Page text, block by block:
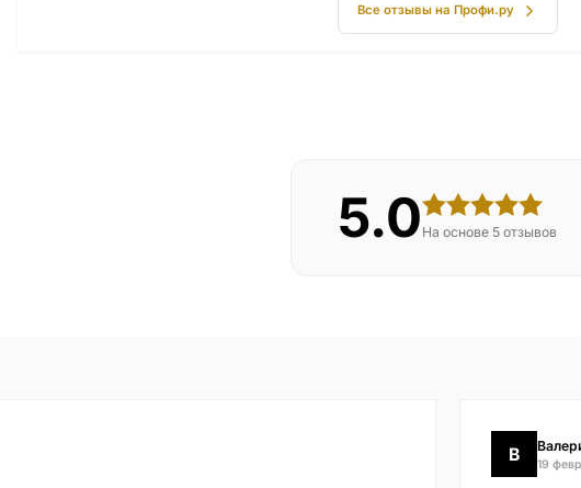
Все отзывы на Профи.ру
5.0 На основе 5 отзывов
В 19